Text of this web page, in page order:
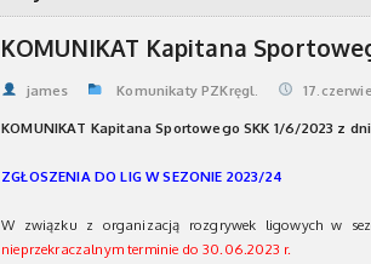
KOMUNIKAT Kapitana
james Komunikaty PZKręgl.
KOMUNIKAT Kapitana Sportowego SKK 1/6/2023 z
ZGŁOSZENIA DO LIG W SEZONIE 2023/24
W związku z organizacją rozgrywek ligowych w
nieprzekraczalnym terminie do 30.06.2023 r.